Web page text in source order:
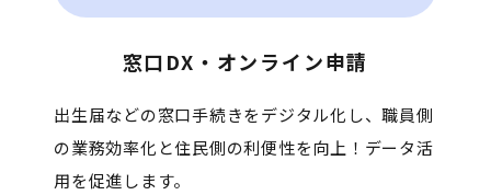
窓口DX・オンライン申請
出生届などの窓口手続きをデジタル化し、職員側
の業務効率化と住民側の利便性を向上！データ活
用を促進します。